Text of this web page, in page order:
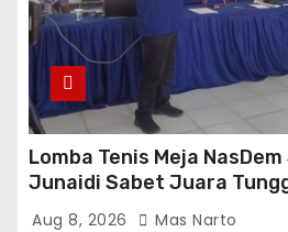
Lomba Tenis Meja
Junaidi Sabet Juara
Aug 8, 2026 Mas Narto